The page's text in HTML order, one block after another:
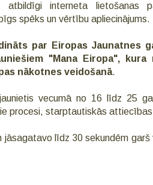
interneta lietošanas
spēks un vērtību apliecinājums.
par Eiropas Jaunatnes
"Mana Eiropa",
nākotnes veidošanā.
vecumā no 16 līdz 25
procesi, starptautiskās
jāsagatavo līdz 30 sekundēm